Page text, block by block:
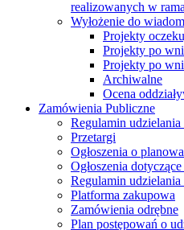
realizowanych w
Wyłożenie do
Projekty
Projekty po
Projekty po
Archiwalne
Ocena
Zamówienia Publiczne
Regulamin
Przetargi
Ogłoszenia o
Ogłoszenia
Regulamin
Platforma zakupowa
Zamówienia odrębne
Plan postępowań o